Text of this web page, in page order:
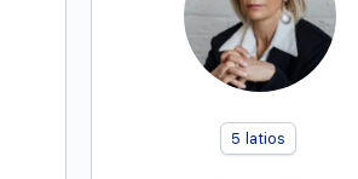
5 latios